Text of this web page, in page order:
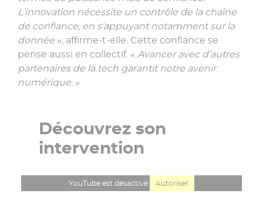
L’innovation nécessite un contrôle de la chaîne
de confiance, en s'appuyant notamment sur la
donnée », affirme-t-elle. Cette confiance se
pense aussi en collectif. « Avancer avec d’autres
partenaires de la tech garantit notre avenir
numérique. »
Découvrez son
intervention
YouTube est désactivé. Autoriser